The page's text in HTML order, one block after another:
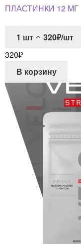
ПЛАСТИНКИ 12 МГ
1 шт
320₽/шт
320₽
В корзину